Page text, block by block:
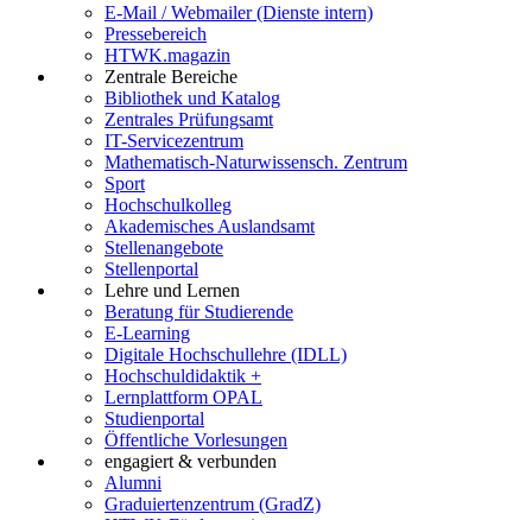
E-Mail / Webmailer (Dienste intern)
Pressebereich
HTWK.magazin
Zentrale Bereiche
Bibliothek und Katalog
Zentrales Prüfungsamt
IT-Servicezentrum
Mathematisch-Naturwissensch. Zentrum
Sport
Hochschulkolleg
Akademisches Auslandsamt
Stellenangebote
Stellenportal
Lehre und Lernen
Beratung für Studierende
E-Learning
Digitale Hochschullehre (IDLL)
Hochschuldidaktik +
Lernplattform OPAL
Studienportal
Öffentliche Vorlesungen
engagiert & verbunden
Alumni
Graduiertenzentrum (GradZ)